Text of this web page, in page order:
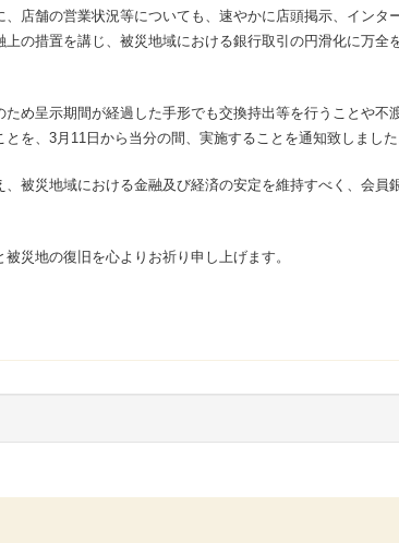
店舗の営業状況等についても、速やかに店頭掲示、インタ
の措置を講じ、被災地域における銀行取引の円滑化に万全
め呈示期間が経過した手形でも交換持出等を行うことや不
を、3月11日から当分の間、実施することを通知致しました
被災地域における金融及び経済の安定を維持すべく、会員
災地の復旧を心よりお祈り申し上げます。